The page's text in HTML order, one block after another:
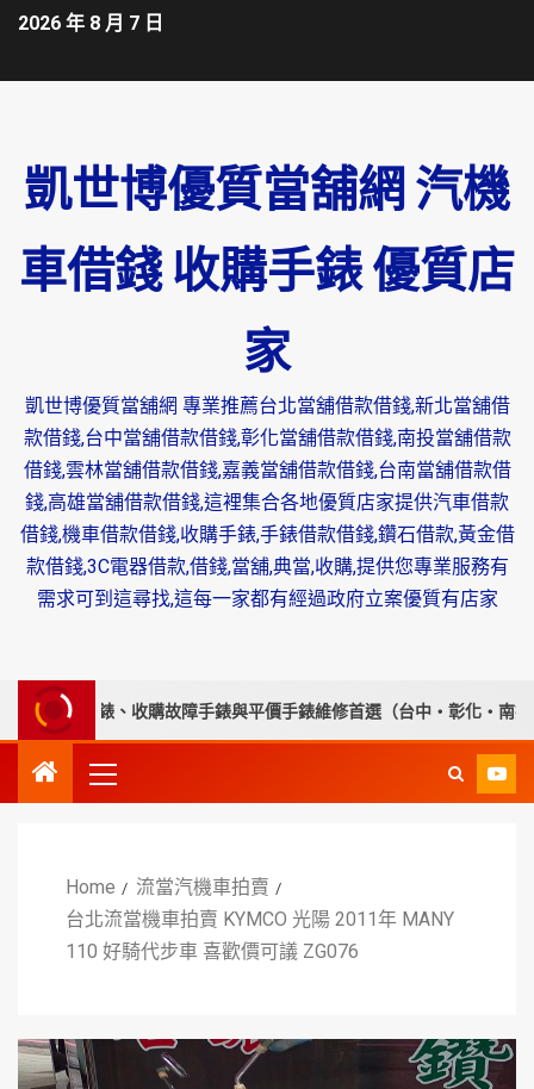
2026 年 8 月 7 日
凱世博優質當舖網 汽機
車借錢 收購手錶 優質店
家
凱世博優質當舖網 專業推薦台北當舖借款借錢,新北當舖借
款借錢,台中當舖借款借錢,彰化當舖借款借錢,南投當舖借款
借錢,雲林當舖借款借錢,嘉義當舖借款借錢,台南當舖借款借
錢,高雄當舖借款借錢,這裡集合各地優質店家提供汽車借款
借錢,機車借款借錢,收購手錶,手錶借款借錢,鑽石借款,黃金借
款借錢,3C電器借款,借錢,當舖,典當,收購,提供您專業服務有
需求可到這尋找,這每一家都有經過政府立案優質有店家
錶、收購故障手錶與平價手錶維修首選（台中・彰化・南投・苗栗）
Home
流當汽機車拍賣
台北流當機車拍賣 KYMCO 光陽 2011年 MANY
110 好騎代步車 喜歡價可議 ZG076